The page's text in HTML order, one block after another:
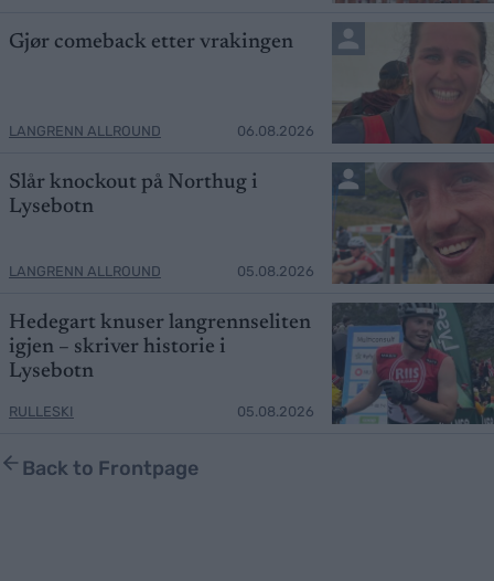
Gjør comeback etter vrakingen
LANGRENN ALLROUND 06.08.2026
Slår knockout på Northug i
Lysebotn
LANGRENN ALLROUND 05.08.2026
Hedegart knuser langrennseliten
igjen – skriver historie i
Lysebotn
RULLESKI 05.08.2026
Back to Frontpage